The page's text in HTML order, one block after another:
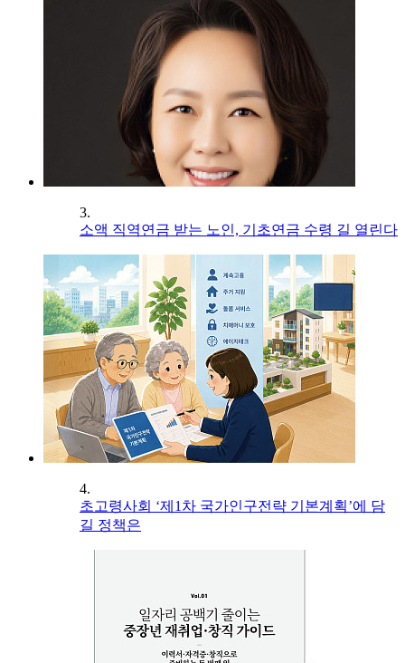
3.
소액 직역연금 받는 노인, 기초연금 수령 길 열린다
4.
초고령사회 ‘제1차 국가인구전략 기본계획’에 담
길 정책은